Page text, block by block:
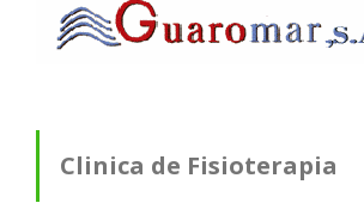
Clinica de Fisioterapia